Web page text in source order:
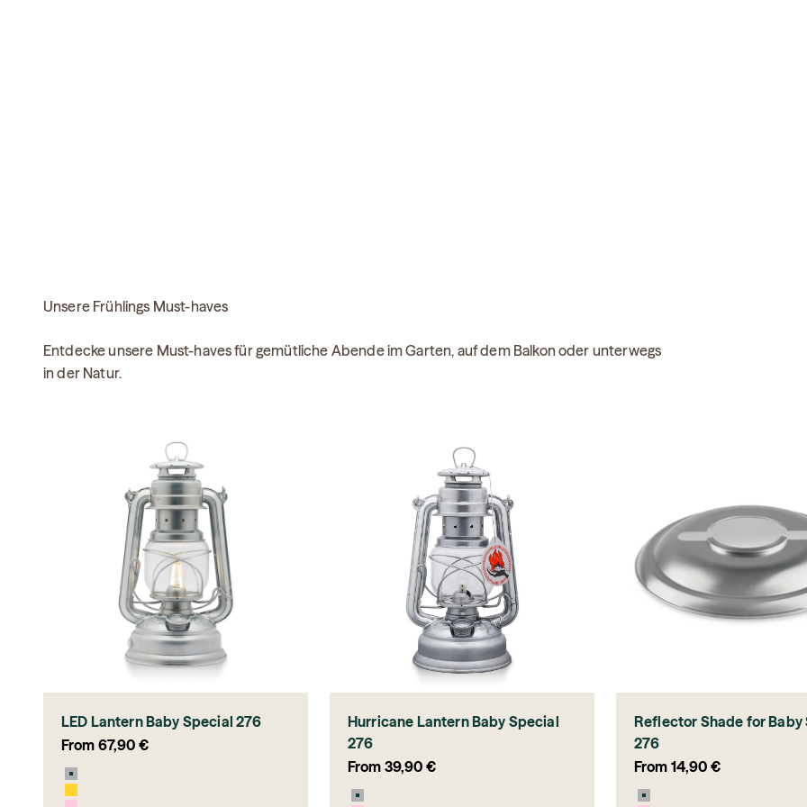
Unsere Frühlings Must-haves
Entdecke unsere Must-haves für gemütliche Abende im Garten, auf dem Balkon oder unterwegs
in der Natur.
LED Lantern Baby Special 276
Sale price
From 67,90 €
Zinc
Signal Yellow
Hurricane Lantern Baby Special
276
Sale price
From 39,90 €
Reflector Shade for Baby
276
Sale price
From 14,90 €